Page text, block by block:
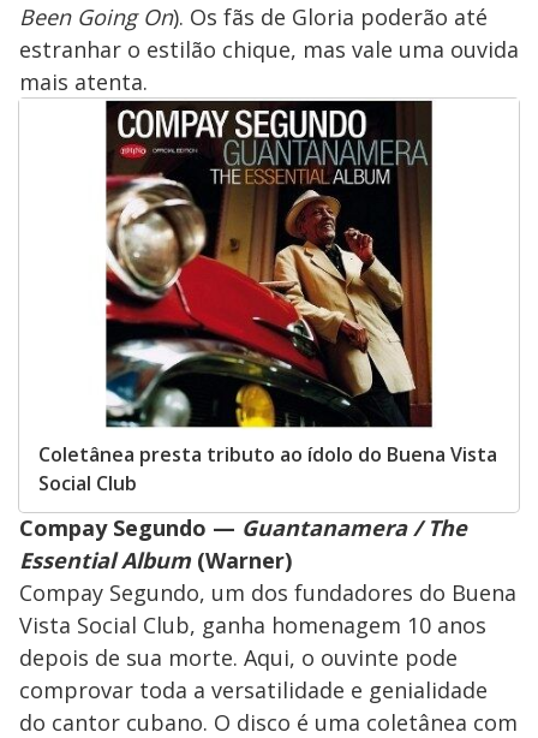
Been Going On). Os fãs de Gloria poderão até
estranhar o estilão chique, mas vale uma ouvida
mais atenta.
Coletânea presta tributo ao ídolo do Buena Vista
Social Club
Compay Segundo — Guantanamera / The
Essential Album (Warner)
Compay Segundo, um dos fundadores do Buena
Vista Social Club, ganha homenagem 10 anos
depois de sua morte. Aqui, o ouvinte pode
comprovar toda a versatilidade e genialidade
do cantor cubano. O disco é uma coletânea com